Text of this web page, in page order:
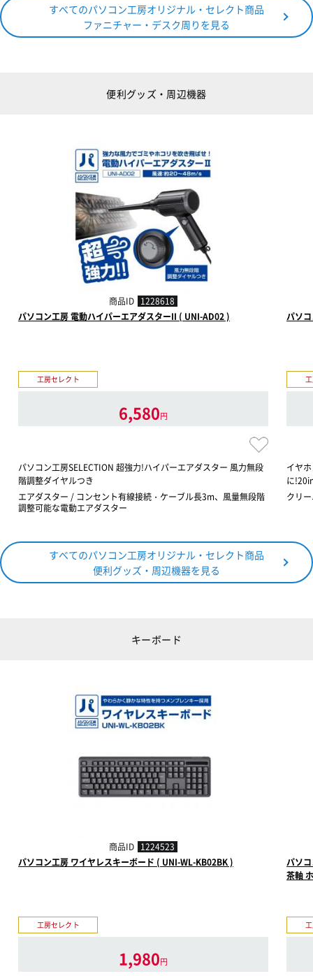
すべてのパソコン工房オリジナル・セレクト商品
ファニチャー・デスク周りを見る
便利グッズ・周辺機器
商品ID 1228618
パソコン工房 電動ハイパーエアダスターII ( UNI-AD02 )
工房セレクト
6,580円
パソコン工房SELECTION 超強力!ハイパーエアダスター 風力無段
階調整ダイヤルつき
エアダスター / コンセント有線接続・ケーブル長3m、風量無段階
調整可能な電動エアダスター
パソ
イヤ
に
クリ
すべてのパソコン工房オリジナル・セレクト商品
便利グッズ・周辺機器を見る
キーボード
商品ID 1224523
パソコン工房 ワイヤレスキーボード ( UNI-WL-KB02BK )
工房セレクト
1,980円
パソ
茶軸